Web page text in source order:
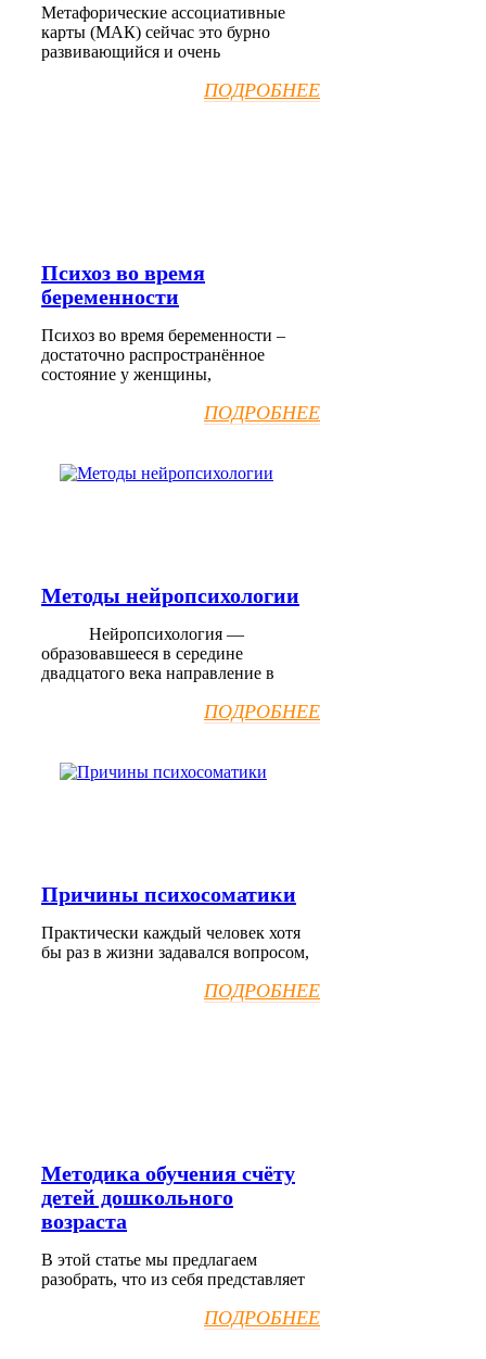
Метафорические ассоциативные
карты (МАК) сейчас это бурно
развивающийся и очень
ПОДРОБНЕЕ
Психоз во время
беременности
Психоз во время беременности –
достаточно распространённое
состояние у женщины,
ПОДРОБНЕЕ
Методы нейропсихологии
Нейропсихология —
образовавшееся в середине
двадцатого века направление в
ПОДРОБНЕЕ
Причины психосоматики
Практически каждый человек хотя
бы раз в жизни задавался вопросом,
ПОДРОБНЕЕ
Методика обучения счёту
детей дошкольного
возраста
В этой статье мы предлагаем
разобрать, что из себя представляет
ПОДРОБНЕЕ